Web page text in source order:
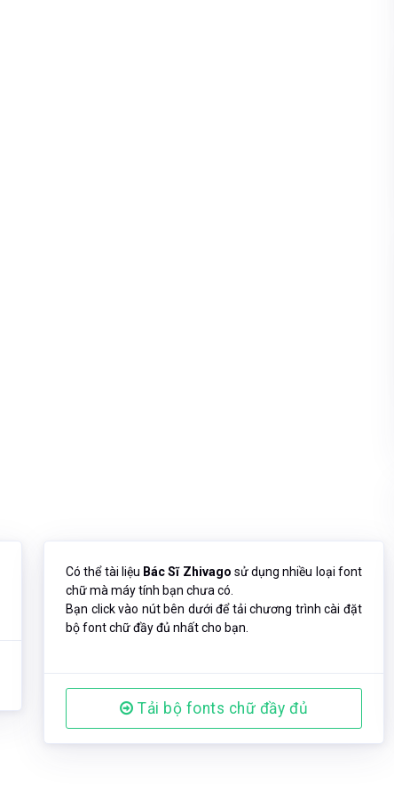
Có thể tài liệu Bác Sĩ Zhivago sử dụng nhiều loại font
chữ mà máy tính bạn chưa có.
Bạn click vào nút bên dưới để tải chương trình cài đặt
bộ font chữ đầy đủ nhất cho bạn.
Tải bộ fonts chữ đầy đủ